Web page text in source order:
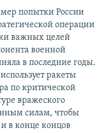
попытки России
операции
важных целей
военной
в последние годы.
ракеты
по критической
вражеского
силам, чтобы
в конце концов